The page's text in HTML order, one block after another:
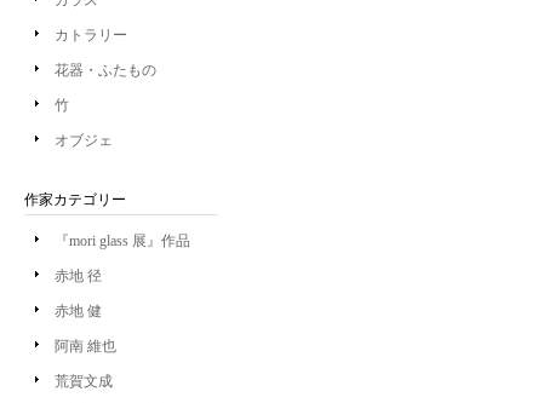
カトラリー
花器・ふたもの
竹
オブジェ
作家カテゴリー
『mori glass 展』作品
赤地 径
赤地 健
阿南 維也
荒賀文成